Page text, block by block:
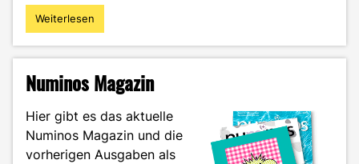
"Online-
Sprachclubs:
Weg,
Sprach-
und
Kommunikationskenntnisse
Weiterlesen
Numinos Magazin
Hier gibt es das aktuelle
Numinos Magazin und die
vorherigen Ausgaben als